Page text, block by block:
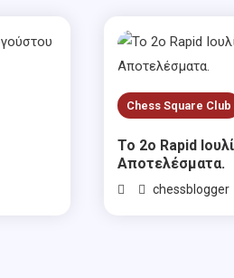
Chess Square Club
Το 2ο Rapid
Αποτελέσματα.
chessblogger